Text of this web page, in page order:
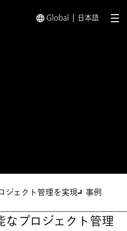
Global 日本語 メ
ジェクト管理を実現 事例
なプロジェクト管理